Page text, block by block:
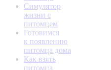
Симулятор
жизни с
питомцем
Готовимся
к появлению
питомца дома
Как взять
питомца